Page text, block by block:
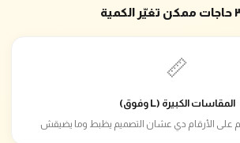
📏
المقاسات الكبيرة (L وفوق)